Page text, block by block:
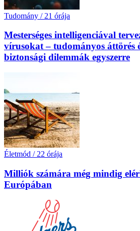
Tudomány / 21 órája
Mesterséges intelligenciával
vírusokat – tudományos áttörés
biztonsági dilemmák egyszerre
Életmód / 22 órája
Milliók számára még mindig
Európában